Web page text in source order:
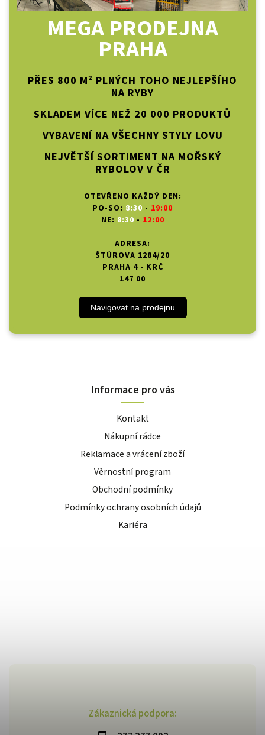
Zákaznická podpora:
MEGA PRODEJNA
PRAHA
PŘES 800 M² PLNÝCH TOHO NEJLEPŠÍHO
NA RYBY
SKLADEM VÍCE NEŽ 20 000 PRODUKTŮ
VYBAVENÍ NA VŠECHNY STYLY LOVU
NEJVĚTŠÍ SORTIMENT NA MOŘSKÝ
RYBOLOV V ČR
OTEVŘENO KAŽDÝ DEN:
PO-SO: 8:30 - 19:00
NE: 8:30 - 12:00
ADRESA:
ŠTÚROVA 1284/20
PRAHA 4 - KRČ
147 00
Navigovat na prodejnu
Informace pro vás
Kontakt
Nákupní rádce
Reklamace a vrácení zboží
Věrnostní program
Obchodní podmínky
Podmínky ochrany osobních údajů
Kariéra